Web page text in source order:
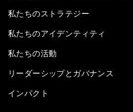
私たちのストラテジー
私たちのアイデンティティ
私たちの活動
リーダーシップとガバナンス
インパクト